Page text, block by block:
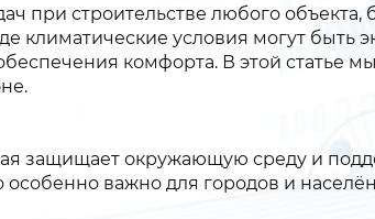
при строительстве любого
климатические условия могут
комфорта. В этой статье
защищает окружающую среду и
важно для городов и